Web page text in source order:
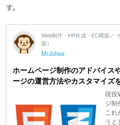
す。